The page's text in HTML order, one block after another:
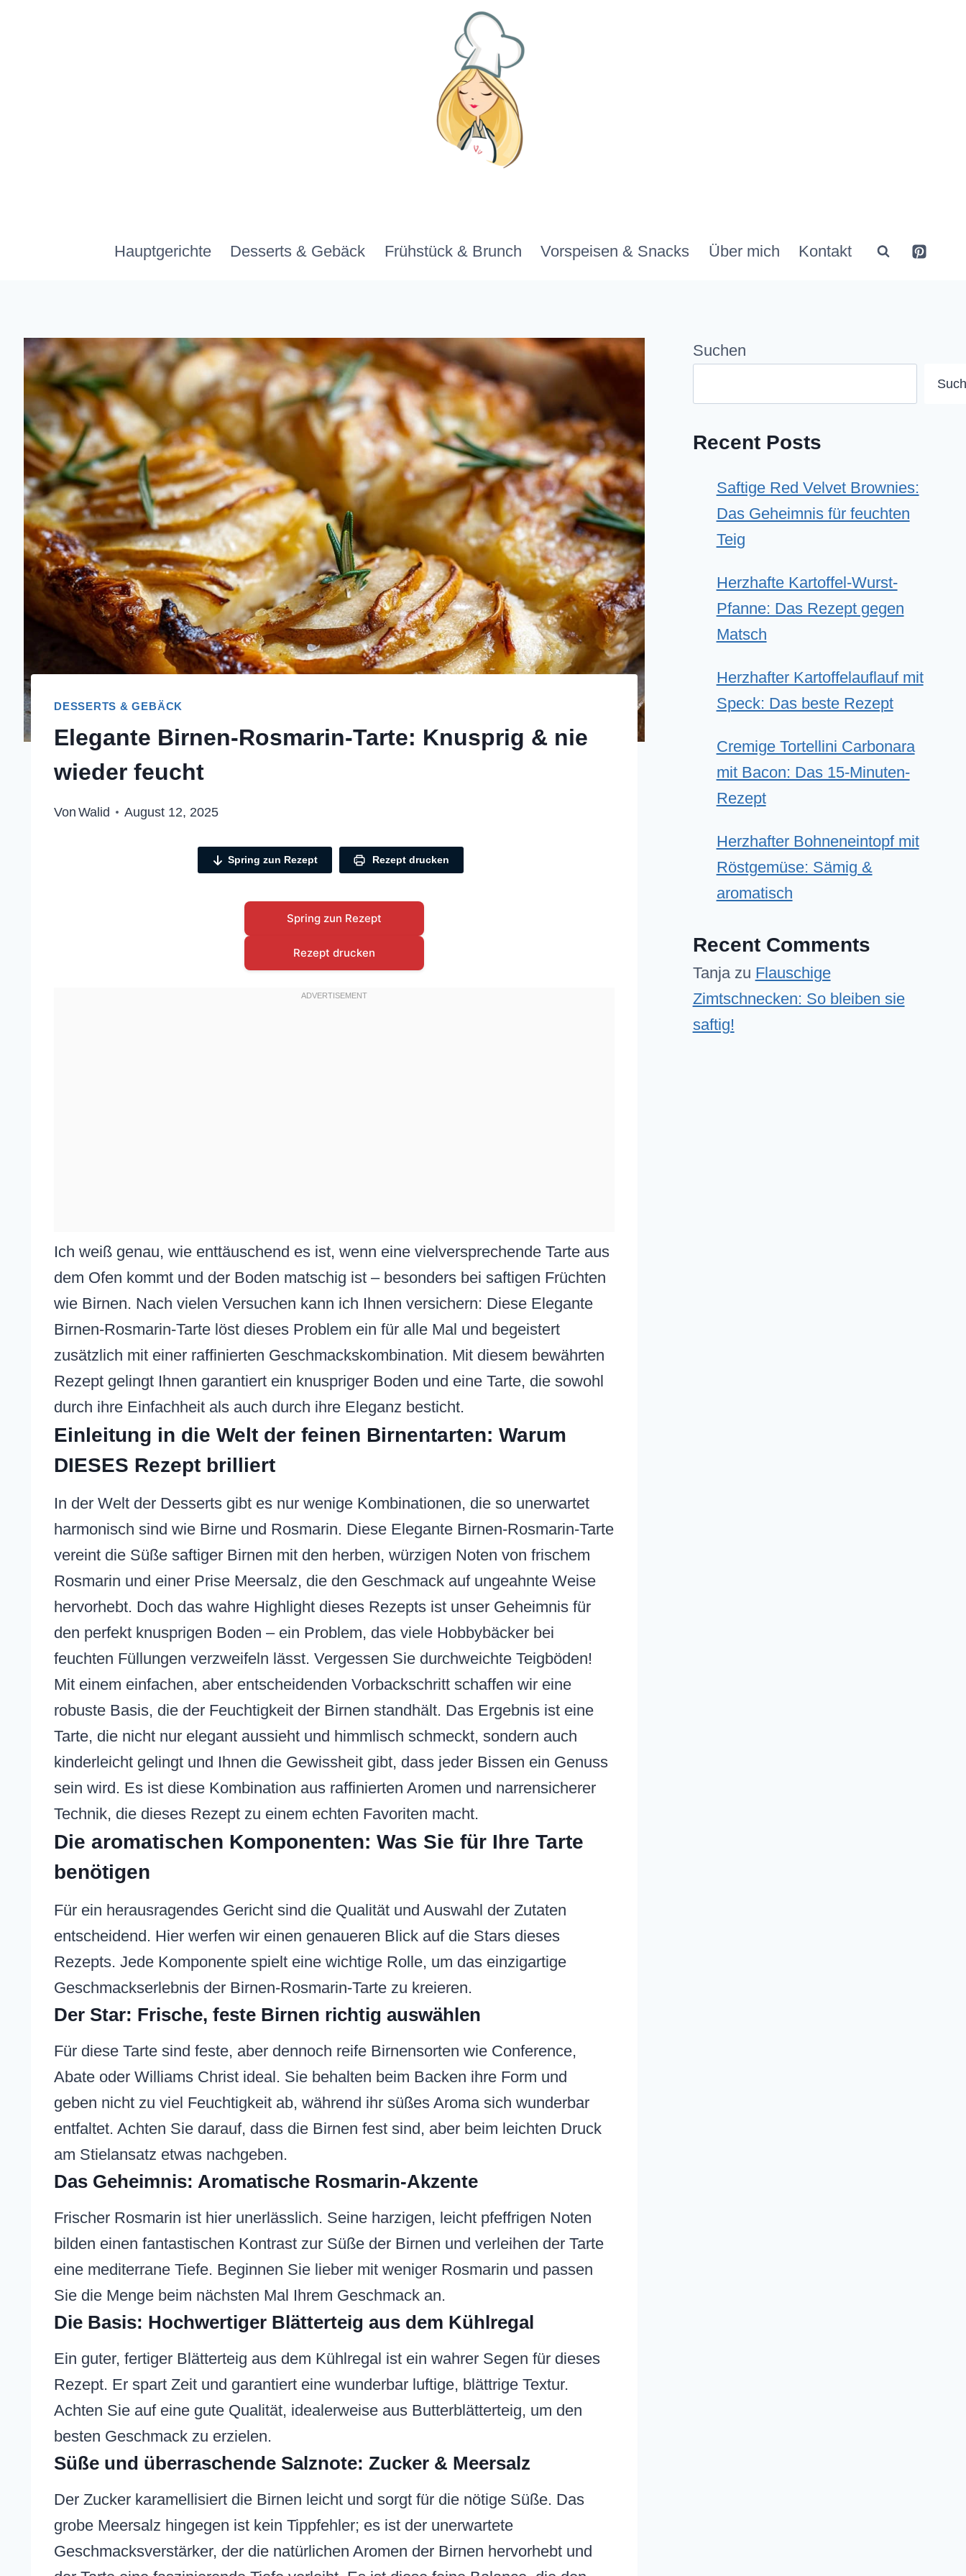
Hauptgerichte Desserts & Gebäck Frühstück & Brunch Vorspeisen & Snacks Über mich Kontakt
DESSERTS & GEBÄCK
Elegante Birnen-Rosmarin-Tarte: Knusprig & nie
wieder feucht
Von Walid August 12, 2025
Spring zun Rezept Rezept drucken
Spring zun Rezept
Rezept drucken
Ich weiß genau, wie enttäuschend es ist, wenn eine vielversprechende Tarte aus
dem Ofen kommt und der Boden matschig ist – besonders bei saftigen Früchten
wie Birnen. Nach vielen Versuchen kann ich Ihnen versichern: Diese Elegante
Birnen-Rosmarin-Tarte löst dieses Problem ein für alle Mal und begeistert
zusätzlich mit einer raffinierten Geschmackskombination. Mit diesem bewährten
Rezept gelingt Ihnen garantiert ein knuspriger Boden und eine Tarte, die sowohl
durch ihre Einfachheit als auch durch ihre Eleganz besticht.
Einleitung in die Welt der feinen Birnentarten: Warum
DIESES Rezept brilliert
In der Welt der Desserts gibt es nur wenige Kombinationen, die so unerwartet
harmonisch sind wie Birne und Rosmarin. Diese Elegante Birnen-Rosmarin-Tarte
vereint die Süße saftiger Birnen mit den herben, würzigen Noten von frischem
Rosmarin und einer Prise Meersalz, die den Geschmack auf ungeahnte Weise
hervorhebt. Doch das wahre Highlight dieses Rezepts ist unser Geheimnis für
den perfekt knusprigen Boden – ein Problem, das viele Hobbybäcker bei
feuchten Füllungen verzweifeln lässt. Vergessen Sie durchweichte Teigböden!
Mit einem einfachen, aber entscheidenden Vorbackschritt schaffen wir eine
robuste Basis, die der Feuchtigkeit der Birnen standhält. Das Ergebnis ist eine
Tarte, die nicht nur elegant aussieht und himmlisch schmeckt, sondern auch
kinderleicht gelingt und Ihnen die Gewissheit gibt, dass jeder Bissen ein Genuss
sein wird. Es ist diese Kombination aus raffinierten Aromen und narrensicherer
Technik, die dieses Rezept zu einem echten Favoriten macht.
Die aromatischen Komponenten: Was Sie für Ihre Tarte
benötigen
Für ein herausragendes Gericht sind die Qualität und Auswahl der Zutaten
entscheidend. Hier werfen wir einen genaueren Blick auf die Stars dieses
Rezepts. Jede Komponente spielt eine wichtige Rolle, um das einzigartige
Geschmackserlebnis der Birnen-Rosmarin-Tarte zu kreieren.
Der Star: Frische, feste Birnen richtig auswählen
Für diese Tarte sind feste, aber dennoch reife Birnensorten wie Conference,
Abate oder Williams Christ ideal. Sie behalten beim Backen ihre Form und
geben nicht zu viel Feuchtigkeit ab, während ihr süßes Aroma sich wunderbar
entfaltet. Achten Sie darauf, dass die Birnen fest sind, aber beim leichten Druck
am Stielansatz etwas nachgeben.
Das Geheimnis: Aromatische Rosmarin-Akzente
Frischer Rosmarin ist hier unerlässlich. Seine harzigen, leicht pfeffrigen Noten
bilden einen fantastischen Kontrast zur Süße der Birnen und verleihen der Tarte
eine mediterrane Tiefe. Beginnen Sie lieber mit weniger Rosmarin und passen
Sie die Menge beim nächsten Mal Ihrem Geschmack an.
Die Basis: Hochwertiger Blätterteig aus dem Kühlregal
Ein guter, fertiger Blätterteig aus dem Kühlregal ist ein wahrer Segen für dieses
Rezept. Er spart Zeit und garantiert eine wunderbar luftige, blättrige Textur.
Achten Sie auf eine gute Qualität, idealerweise aus Butterblätterteig, um den
besten Geschmack zu erzielen.
Süße und überraschende Salznote: Zucker & Meersalz
Der Zucker karamellisiert die Birnen leicht und sorgt für die nötige Süße. Das
grobe Meersalz hingegen ist kein Tippfehler; es ist der unerwartete
Geschmacksverstärker, der die natürlichen Aromen der Birnen hervorhebt und
Suchen
Recent Posts
Saftige Red Velvet Brownies:
Das Geheimnis für feuchten
Teig
Herzhafte Kartoffel-Wurst-
Pfanne: Das Rezept gegen
Matsch
Herzhafter Kartoffelauflauf mit
Speck: Das beste Rezept
Cremige Tortellini Carbonara
mit Bacon: Das 15-Minuten-
Rezept
Herzhafter Bohneneintopf mit
Röstgemüse: Sämig &
aromatisch
Recent Comments
Tanjazu Flauschige
Zimtschnecken: So bleiben sie
saftig!